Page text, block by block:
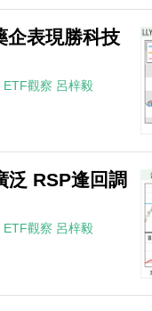
企表現勝科技
ETF觀察 呂梓毅
泛 RSP逢回調
ETF觀察 呂梓毅